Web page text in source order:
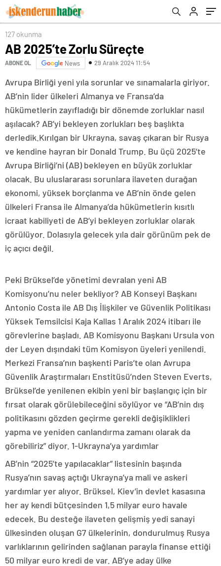
127 okunma
AB 2025’te Zorlu Süreçte
ABONE OL News 29 Aralık 2024 11:54
Avrupa Birliği yeni yıla sorunlar ve sınamalarla giriyor.
AB’nin lider ülkeleri Almanya ve Fransa’da
hükümetlerin zayıfladığı bir dönemde zorluklar nasıl
aşılacak? AB’yi bekleyen zorlukları beş başlıkta
derledik.Kırılgan bir Ukrayna, savaş çıkaran bir Rusya
ve kendine hayran bir Donald Trump. Bu üçü 2025’te
Avrupa Birliği’ni (AB) bekleyen en büyük zorluklar
olacak. Bu uluslararası sorunlara ilaveten durağan
ekonomi, yüksek borçlanma ve AB’nin önde gelen
ülkeleri Fransa ile Almanya’da hükümetlerin kısıtlı
icraat kabiliyeti de AB’yi bekleyen zorluklar olarak
görülüyor. Dolasıyla gelecek yıla dair görünüm pek de
iç açıcı değil.
Peki Brüksel’de yönetimi devralan yeni AB
Komisyonu’nu neler bekliyor? AB Konseyi Başkanı
Antonio Costa ile AB Dış İlişkiler ve Güvenlik Politikası
Yüksek Temsilcisi Kaja Kallas 1 Aralık 2024 itibarı ile
görevlerine başladı. AB Komisyonu Başkanı Ursula von
der Leyen dışındaki tüm Komisyon üyeleri yenilendi.
Merkezi Fransa’nın başkenti Paris’te olan Avrupa
Güvenlik Araştırmaları Enstitüsü’nden Steven Everts,
Brüksel’de yenilenen ekibin yeni bir başlangıç için bir
fırsat olarak görülebileceğini söylüyor ve “AB’nin dış
politikasını gözden geçirme gerekli değişiklikleri
yapma ve yeniden canlandırma zamanı olarak da
görebiliriz” diyor. 1-Ukrayna’ya yardımlar
AB’nin “2025’te yapılacaklar” listesinin başında
Rusya’nın savaş açtığı Ukrayna’ya mali ve askeri
yardımlar yer alıyor. Brüksel, Kiev’in devlet kasasına
her ay kendi bütçesinden 1,5 milyar euro havale
edecek. Bu desteğe ilaveten gelişmiş yedi sanayi
ülkesinden oluşan G7 ülkelerinin, dondurulmuş Rusya
varlıklarının gelirinden sağlanan parayla finanse ettiği
50 milyar euro kredi de var. AB’ye aday ülke